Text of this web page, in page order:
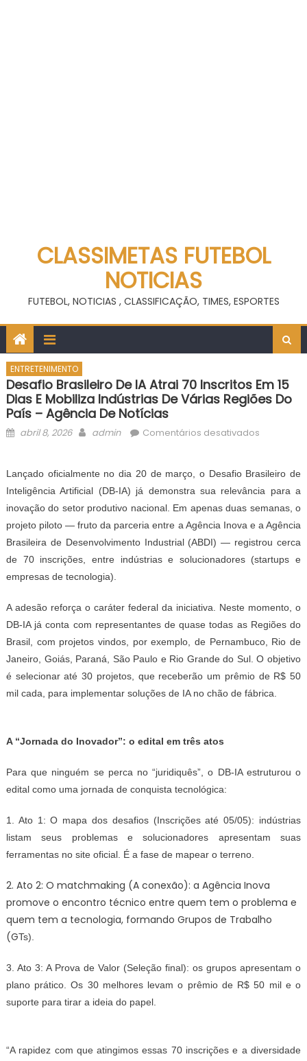
CLASSIMETAS FUTEBOL
NOTICIAS
FUTEBOL, NOTICIAS , CLASSIFICAÇÃO, TIMES, ESPORTES
ENTRETENIMENTO
Desafio Brasileiro De IA Atrai 70 Inscritos Em 15
Dias E Mobiliza Indústrias De Várias Regiões Do
País – Agência De Notícias
Posted
abril 8, 2026 Author
admin Comentários desativadosem
de
IA
atrai
70
inscritos
em
e
mobiliza
indústrias
de
várias
regiões
do
Notícias
Lançado oficialmente no dia 20 de março, o Desafio Brasileiro de
Inteligência Artificial (DB-IA) já demonstra sua relevância paraa
inovação do setor produtivo nacional. Em apenas duas semanas, o
projeto piloto — fruto da parceria entre a Agência Inova e a Agência
Brasileira de Desenvolvimento Industrial (ABDI) — registrou cerca
de 70 inscrições, entre indústriase solucionadores (startups e
empresas de tecnologia).
A adesão reforça o caráter federal da iniciativa. Neste momento, o
DB-IA já conta com representantes dequasetodas as Regiões do
Brasil, com projetos vindos, por exemplo,
de Pernambuco, Rio de
Janeiro, Goiás, Paraná, São Paulo e Rio Grande do Sul. O objetivo
é selecionar até 30 projetos, que receberão um prêmio de R$ 50
mil cada, para implementar soluções de IA no chão de fábrica.
A “Jornada do Inovador”: o edital em três atos
Para que ninguém se perca no “juridiquês”, o DB-IA estruturou o
edital como uma jornada de conquista tecnológica:
1. Ato 1: O mapa dos desafios (Inscrições até 05/05): indústrias
listam seus problemas e solucionadores apresentam suas
ferramentas no site oficial. É a fase de mapear o terreno.
2. Ato 2: O matchmaking (A conexão): a Agência Inova
promove o encontro técnico entre quem tem o problema e
quem tem a tecnologia, formando Grupos de Trabalho
(GTs).
3. Ato 3: A Prova de Valor (Seleção final): os grupos apresentam o
plano prático. Os 30 melhores levam o prêmio de R$ 50 mil e o
suporte para tirar a ideia do papel.
“A rapidez com que atingimos essas 70 inscrições e a diversidade